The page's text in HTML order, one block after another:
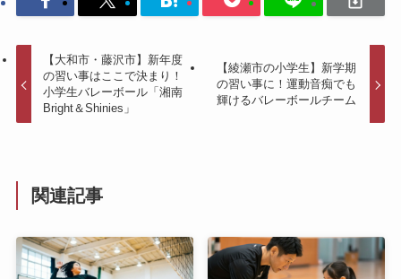
【大和市・藤沢市】新年度
の習い事はここで決まり！
小学生バレーボール「湘南
Bright＆Shinies」
【綾瀬市の小学生】新学期
の習い事に！運動音痴でも
輝けるバレーボールチーム
関連記事